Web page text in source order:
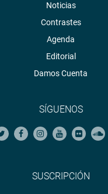
Noticias
Contrastes
Agenda
Editorial
Damos Cuenta
SÍGUENOS
SUSCRIPCIÓN